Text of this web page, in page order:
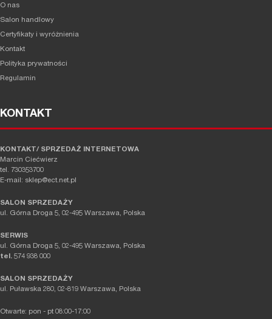
O nas
Salon handlowy
Certyfikaty i wyróżnienia
Kontakt
Polityka prywatności
Regulamin
KONTAKT
KONTAKT/ SPRZEDAŻ INTERNETOWA
Marcin Ciećwierz
tel. 730353700
E-mail: sklep@ect.net.pl
SALON SPRZEDAŻY
ul. Górna Droga 5, 02-495 Warszawa, Polska
SERWIS
ul. Górna Droga 5, 02-495 Warszawa, Polska
tel. 574 938 000
SALON SPRZEDAŻY
ul. Puławska 280, 02-819 Warszawa, Polska
Otwarte: pon - pt 08:00-17:00